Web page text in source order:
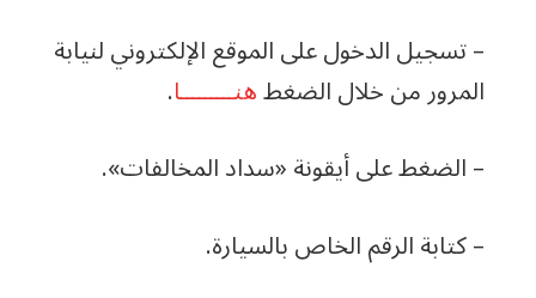
– تسجيل الدخول على الموقع الإلكتروني لنيابة
المرور من خلال الضغطهنـــــــــا.
– الضغط على أيقونة «سداد المخالفات».
– كتابة الرقم الخاص بالسيارة.